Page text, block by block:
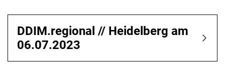
DDIM.regional // Heidelberg am
06.07.2023